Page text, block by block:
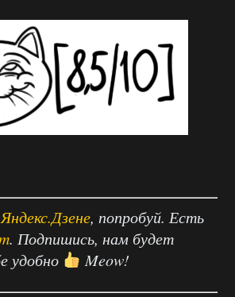
Яндекс.Дзене, попробуй. Есть
. Подпишись, нам будет
удобно
Meow!